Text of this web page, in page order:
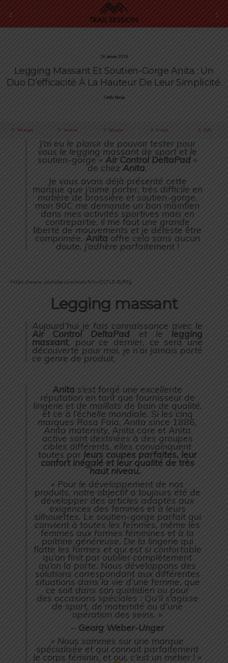
26 Janvier 2019
Legging Massant Et Soutien-Gorge Anita : Un
Duo D’efficacité À La Hauteur De Leur Simplicité.
Cédric Masip
Partager Tweeter Épingler E-mail SMS
J’ai eu le plaisir de pouvoir tester pour
vous le legging massant de sport et le
soutien-gorge « Air Control DeltaPad»
de chez Anita.
Je vous avais déjà présenté cette
marque que j’aime porter, très difficile en
matière de brassière et soutien-gorge,
mon 90C me demande un bon maintien
dans mes activités sportives mais en
contrepartie, il me faut une grande
liberté de mouvements et je déteste être
comprimée. Anita offre cela sans aucun
doute, j’adhère parfaitement !
https://www.youtube.com/watch?v=OLTL8-BjRTg
Legging massant
Aujourd’hui je fais connaissance avec le
Air Control DeltaPad et le legging
massant, pour ce dernier, ce sera une
découverte pour moi, je n’ai jamais porté
ce genre de produit.
Anita s’est forgé une excellente
réputation en tant que fournisseur de
lingerie et de maillots de bain de qualité,
et ce à l’échelle mondiale. Si les cinq
marques Rosa Faia, Anita since 1886,
Anita maternity, Anita care et Anita
active sont destinées à des groupes
cibles différents, elles convainquent
toutes par leurs coupes parfaites, leur
confort inégalé et leur qualité de très
haut niveau.
« Pour le développement de nos
produits, notre objectif a toujours été de
développer des articles adaptés aux
exigences des femmes et à leurs
silhouettes. Le soutien-gorge parfait qui
convient à toutes les femmes, même les
femmes aux formes féminines et à la
poitrine généreuse. De la lingerie qui
flatte les formes et qui est si confortable
qu’on finit par oublier complètement
qu’on la porte. Nous développons des
solutions correspondant aux différentes
situations dans la vie d’une femme, que
ce soit dans son quotidien ou pour
des occasions spéciales : Qu’il s’agisse
de sport, de maternité ou d’une
opération des seins. »
– Georg Weber-Unger
« Nous sommes sur une marque
spécialisée et qui connait parfaitement
le corps féminin, et oui, c’est un métier ! »